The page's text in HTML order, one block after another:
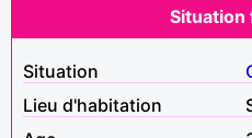
Situation
Situation
Lieu d'habitation